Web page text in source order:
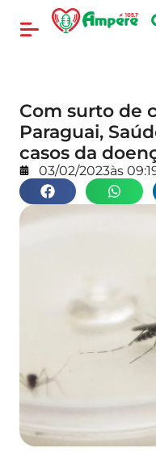
Com surto de
Paraguai,
casos da
03/02/2023às